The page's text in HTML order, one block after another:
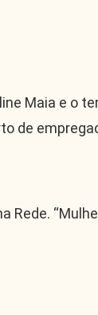
Maia e o
de
Rede.